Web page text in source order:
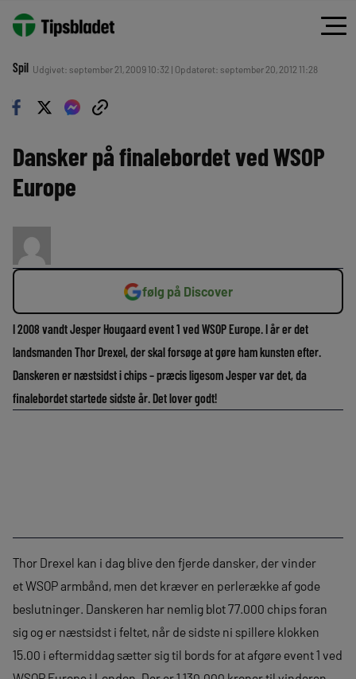
Spil Udgivet: september 21, 2009 10:32 | Opdateret: september 20, 2012 11:28
Dansker på finalebordet ved WSOP
Europe
følg på Discover
I 2008 vandt Jesper Hougaard event 1 ved WSOP Europe. I år er det
landsmanden Thor Drexel, der skal forsøge at gøre ham kunsten efter.
Danskeren er næstsidst i chips – præcis ligesom Jesper var det, da
finalebordet startede sidste år. Det lover godt!
Thor Drexel kan i dag blive den fjerde dansker, der vinder
et WSOP armbånd, men det kræver en perlerække af gode
beslutninger. Danskeren har nemlig blot 77.000 chips foran
sig og er næstsidst i feltet, når de sidste ni spillere klokken
15.00 i eftermiddag sætter sig til bords for at afgøre event 1 ved